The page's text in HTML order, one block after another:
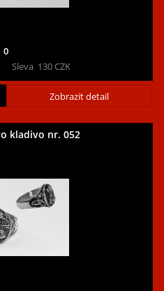
0
Zobrazit detail
Sleva 130CZK
kladivo nr. 052